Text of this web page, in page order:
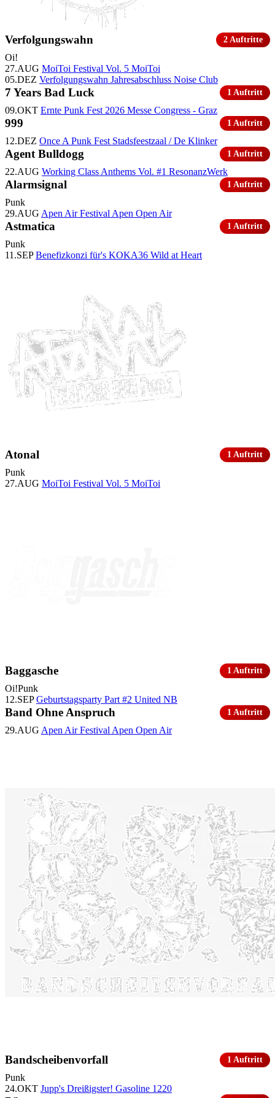
Verfolgungswahn 2 Auftritte
Oi!
27.AUG MoiToi Festival Vol. 5 MoiToi
05.DEZ Verfolgungswahn Jahresabschluss Noise Club
7 Years Bad Luck 1 Auftritt
09.OKT Ernte Punk Fest 2026 Messe Congress - Graz
999 1 Auftritt
12.DEZ Once A Punk Fest Stadsfeestzaal / De Klinker
Agent Bulldogg 1 Auftritt
22.AUG Working Class Anthems Vol. #1 ResonanzWerk
Alarmsignal 1 Auftritt
Punk
29.AUG Apen Air Festival Apen Open Air
Astmatica 1 Auftritt
Punk
11.SEP Benefizkonzi für's KOKA36 Wild at Heart
Atonal 1 Auftritt
Punk
27.AUG MoiToi Festival Vol. 5 MoiToi
Baggasche 1 Auftritt
Oi!Punk
12.SEP Geburtstagsparty Part #2 United NB
Band Ohne Anspruch 1 Auftritt
29.AUG Apen Air Festival Apen Open Air
Bandscheibenvorfall 1 Auftritt
Punk
24.OKT Jupp's Dreißigster! Gasoline 1220